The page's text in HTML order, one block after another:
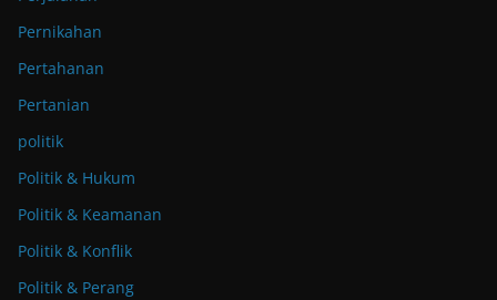
Pernikahan
Pertahanan
Pertanian
politik
Politik & Hukum
Politik & Keamanan
Politik & Konflik
Politik & Perang